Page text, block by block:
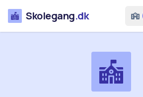
Skolegang.dk